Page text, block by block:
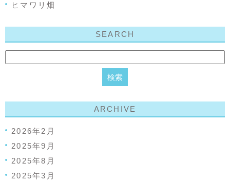
ヒマワリ畑
SEARCH
ARCHIVE
2026年2月
2025年9月
2025年8月
2025年3月